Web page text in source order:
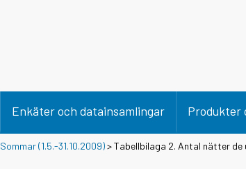
Enkäter och datainsamlingar Produkter
Sommar (1.5.-31.10.2009)> Tabellbilaga 2. Antal nätter de